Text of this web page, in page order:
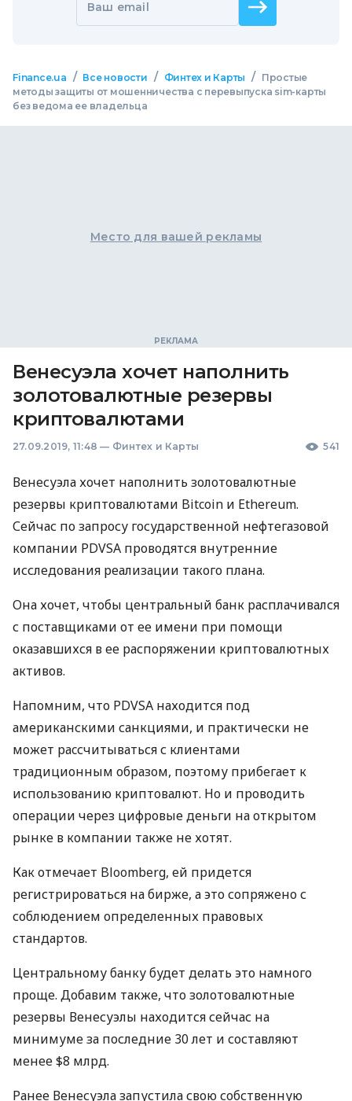
Ваш email
Finance.ua / Все новости / Финтех и Карты /
Простые
методы защиты от мошенничества с перевыпуска sim-карты
без ведома ее владельца
Место для вашей рекламы
Венесуэла хочет наполнить
золотовалютные резервы
криптовалютами
27.09.2019, 11:48 — Финтех и Карты 541
Венесуэла хочет наполнить золотовалютные
резервы криптовалютами Bitcoin и Ethereum.
Сейчас по запросу государственной нефтегазовой
компании PDVSA проводятся внутренние
исследования реализации такого плана.
Она хочет, чтобы центральный банк расплачивался
с поставщиками от ее имени при помощи
оказавшихся в ее распоряжении криптовалютных
активов.
Напомним, что PDVSA находится под
американскими санкциями, и практически не
может раcсчитываться с клиентами
традиционным образом, поэтому прибегает к
использованию криптовалют. Но и проводить
операции через цифровые деньги на открытом
рынке в компании также не хотят.
Как отмечает Bloomberg, ей придется
регистрироваться на бирже, а это сопряжено с
соблюдением определенных правовых
стандартов.
Центральному банку будет делать это намного
проще. Добавим также, что золотовалютные
резервы Венесуэлы находится сейчас на
минимуме за последние 30 лет и составляют
менее $8 млрд.
Ранее Венесуэла запустила свою собственную